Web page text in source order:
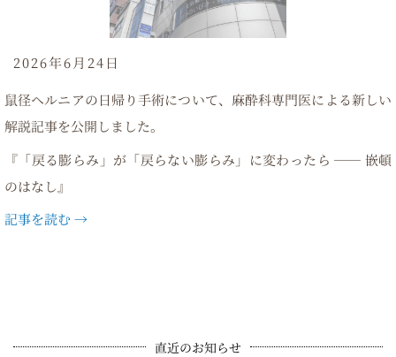
2026年6月24日
鼠径ヘルニアの日帰り手術について、麻酔科専門医による新しい
解説記事を公開しました。
『「戻る膨らみ」が「戻らない膨らみ」に変わったら ── 嵌頓
のはなし』
記事を読む →
直近のお知らせ